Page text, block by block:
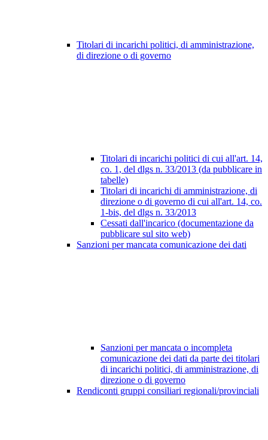
Titolari di incarichi politici, di amministrazione,
di direzione o di governo
Titolari di incarichi politici di cui all'art. 14,
co. 1, del dlgs n. 33/2013 (da pubblicare in
tabelle)
Titolari di incarichi di amministrazione, di
direzione o di governo di cui all'art. 14, co.
1-bis, del dlgs n. 33/2013
Cessati dall'incarico (documentazione da
pubblicare sul sito web)
Sanzioni per mancata comunicazione dei dati
Sanzioni per mancata o incompleta
comunicazione dei dati da parte dei titolari
di incarichi politici, di amministrazione, di
direzione o di governo
Rendiconti gruppi consiliari regionali/provinciali